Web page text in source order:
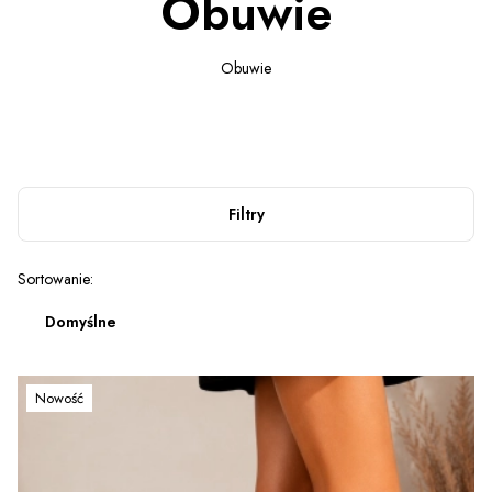
Obuwie
Filtry
Lista produktów
Sortowanie:
Domyślne
Nowość